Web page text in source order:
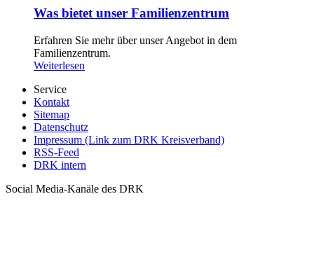
Was bietet unser Familienzentrum
Erfahren Sie mehr über unser Angebot in dem
Familienzentrum.
Weiterlesen
Service
Kontakt
Sitemap
Datenschutz
Impressum (Link zum DRK Kreisverband)
RSS-Feed
DRK intern
Social Media-Kanäle des DRK